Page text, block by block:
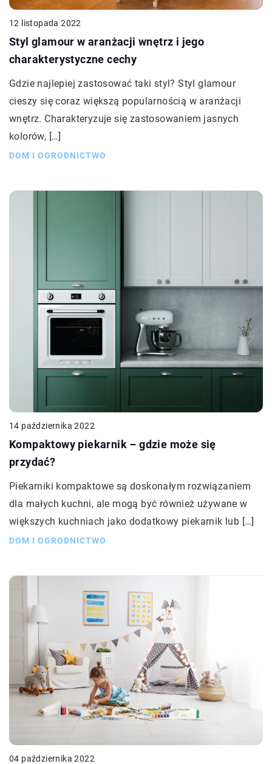
12 listopada 2022
Styl glamour w aranżacji wnętrz i jego
charakterystyczne cechy
Gdzie najlepiej zastosować taki styl? Styl glamour
cieszy się coraz większą popularnością w aranżacji
wnętrz. Charakteryzuje się zastosowaniem jasnych
kolorów, […]
DOM I OGRODNICTWO
14 października 2022
Kompaktowy piekarnik – gdzie może się
przydać?
Piekarniki kompaktowe są doskonałym rozwiązaniem
dla małych kuchni, ale mogą być również używane w
większych kuchniach jako dodatkowy piekarnik lub […]
DOM I OGRODNICTWO
04 października 2022